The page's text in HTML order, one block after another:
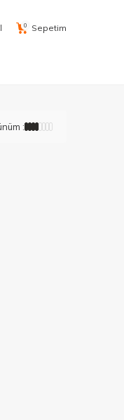
0 Sepetim
: